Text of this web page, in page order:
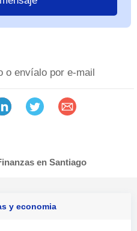
o envíalo por e-mail
en Santiago
y economia